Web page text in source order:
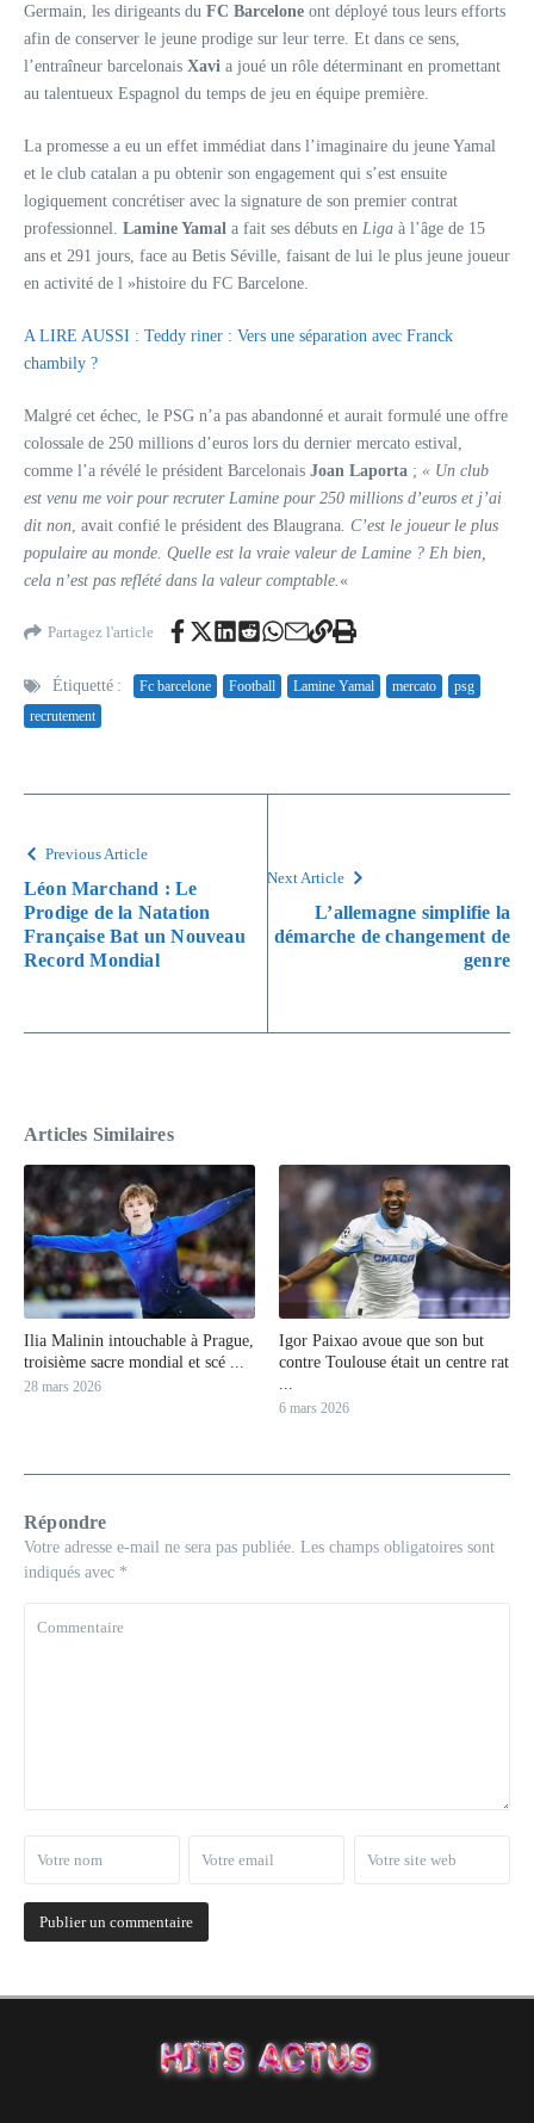
Germain, les dirigeants du FC Barcelone ont déployé tous leurs efforts
afin de conserver le jeune prodige sur leur terre. Et dans ce sens,
l’entraîneur barcelonais Xavi a joué un rôle déterminant en promettant
au talentueux Espagnol du temps de jeu en équipe première.
La promesse a eu un effet immédiat dans l’imaginaire du jeune Yamal
et le club catalan a pu obtenir son engagement qui s’est ensuite
logiquement concrétiser avec la signature de son premier contrat
professionnel. Lamine Yamal a fait ses débuts en Liga à l’âge de 15
ans et 291 jours, face au Betis Séville, faisant de lui le plus jeune joueur
en activité de l »histoire du FC Barcelone.
A LIRE AUSSI : Teddy riner : Vers une séparation avec Franck
chambily ?
Malgré cet échec, le PSG n’a pas abandonné et aurait formulé une offre
colossale de 250 millions d’euros lors du dernier mercato estival,
comme l’a révélé le président Barcelonais Joan Laporta ; « Un club
est venu me voir pour recruter Lamine pour 250 millions d’euros et j’ai
dit non, avait confié le président des Blaugrana. C’est le joueur le plus
populaire au monde. Quelle est la vraie valeur de Lamine ? Eh bien,
cela n’est pas reflété dans la valeur comptable. «
Partagez l'article
Étiquetté : Fc barcelone Football Lamine Yamal mercato
psg
recrutement
Previous Article
Léon Marchand : Le
Prodige de la Natation
Française Bat un Nouveau
Record Mondial
Next Article
L’allemagne simplifie la
démarche de changement de
genre
Articles Similaires
Ilia Malinin intouchable à Prague,
troisième sacre mondial et scé ...
28 mars 2026
Igor Paixao avoue que son but
contre Toulouse était un centre rat
...
6 mars 2026
Répondre
Votre adresse e-mail ne sera pas publiée. Les champs obligatoires sont
indiqués avec *